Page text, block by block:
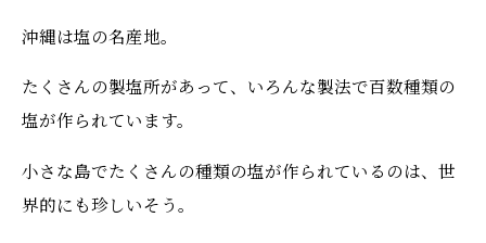
沖縄は塩の名産地。
たくさんの製塩所があって、いろんな製法で百数種類の
塩が作られています。
小さな島でたくさんの種類の塩が作られているのは、世
界的にも珍しいそう。